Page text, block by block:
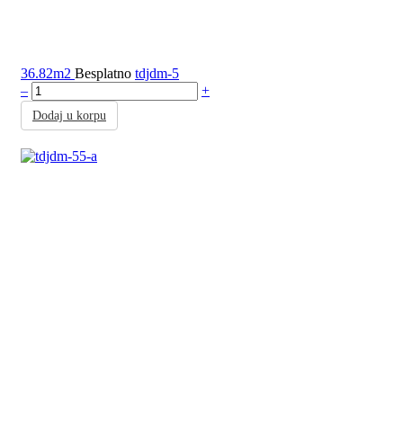
36.82m2 Besplatno tdjdm-5
–
+
Dodaj u korpu